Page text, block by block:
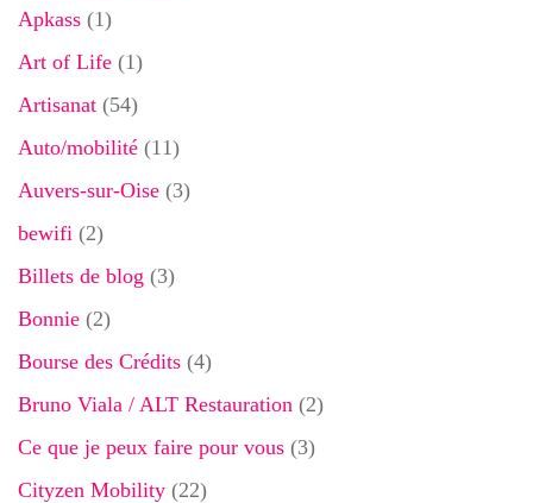
Apkass (1)
Art of Life (1)
Artisanat (54)
Auto/mobilité (11)
Auvers-sur-Oise (3)
bewifi (2)
Billets de blog (3)
Bonnie (2)
Bourse des Crédits (4)
Bruno Viala / ALT Restauration (2)
Ce que je peux faire pour vous (3)
Cityzen Mobility (22)